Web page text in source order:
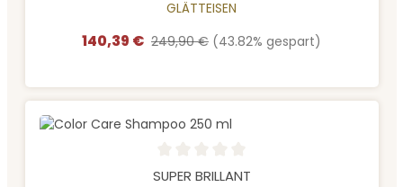
GLÄTTEISEN
Verkaufspreis:
140,39 € Regulärer Preis:
249,90 € (43.82% gespart)
Durchschnittliche Bewertung von 0 von 5 Sternen
SUPER BRILLANT